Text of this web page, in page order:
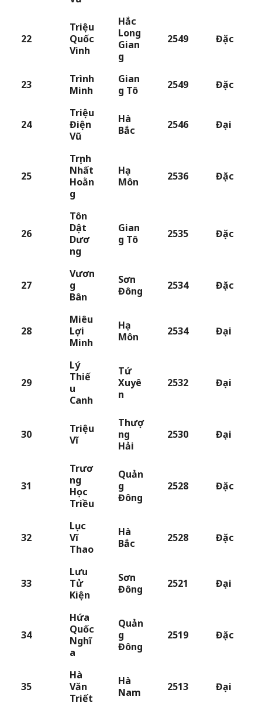
22
Triệu
Quốc
Vinh
Hắc
Long
Gian
g
2549 Đặc
23
Trình
Minh
Gian
g Tô
2549 Đặc
24
Triệu
Điện
Vũ
Hà
Bắc
2546 Đại
25
Trịnh
Nhất
Hoằn
g
Hạ
Môn
2536 Đặc
26
Tôn
Dật
Dươ
ng
Gian
g Tô
2535 Đặc
27
Vươn
g
Bân
Sơn
Đông
2534 Đặc
28
Miêu
Lợi
Minh
Hạ
Môn
2534 Đại
29
Lý
Thiế
u
Canh
Tứ
Xuyê
n
2532 Đại
30
Triệu
Vĩ
Thượ
ng
Hải
2530 Đại
31
Trươ
ng
Học
Triều
Quản
g
Đông
2528 Đặc
32
Lục
Vĩ
Thao
Hà
Bắc
2528 Đặc
33
Lưu
Tử
Kiện
Sơn
Đông
2521 Đại
34
Hứa
Quốc
Nghĩ
a
Quản
g
Đông
2519 Đặc
35
Hà
Văn
Triết
Hà
Nam
2513 Đại